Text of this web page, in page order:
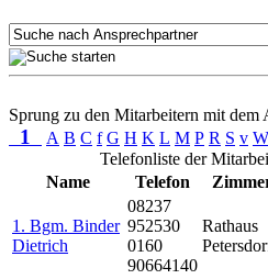
Sprung zu den Mitarbeitern mit dem
1 A B C f G H K L M P R S v W
Telefonliste der
Name
Telefon
1. Bgm. Binder
Dietrich
08237
952530
0160
90664140
Rathaus